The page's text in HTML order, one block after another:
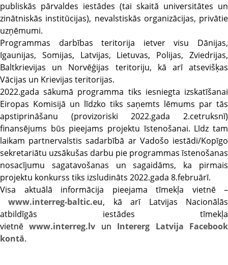
publiskās pārvaldes iestādes (tai skaitā universitātes un
zinātniskās institūcijas), nevalstiskās organizācijas, privātie
uzņēmumi.
Programmas darbības teritorija ietver visu Dānijas,
Igaunijas, Somijas, Latvijas, Lietuvas, Polijas, Zviedrijas,
Baltkrievijas un Norvēģijas teritoriju, kā arī atsevišķas
Vācijas un Krievijas teritorijas.
2022.gada sākumā programma tiks iesniegta izskatīšanai
Eiropas Komisijā un līdzko tiks saņemts lēmums par tās
apstiprināšanu (provizoriski 2022.gada 2.cetruksnī)
finansējums būs pieejams projektu īstenošanai. Līdz tam
laikam partnervalstis sadarbībā ar Vadošo iestādi/Kopīgo
sekretariātu uzsākušas darbu pie programmas īstenošanas
nosacījumu sagatavošanas un sagaidāms, ka pirmais
projektu konkurss tiks izsludināts 2022.gada 8.februārī.
Visa aktuālā informācija pieejama tīmekļa vietnē –
www.interreg-baltic.eu, kā arī Latvijas Nacionālās
atbildīgās iestādes tīmekļa
vietnēwww.interreg.lv un Intererg Latvija Facebook
kontā.